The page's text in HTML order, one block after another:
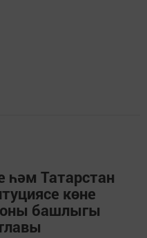
һәм Татарстан
көне
башлыгы